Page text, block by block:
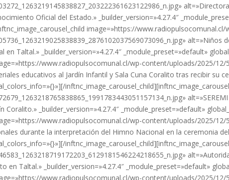
Oficial del Estado.» _builder_version=»4.27.4″
image=»https://www.radiopulsocomunal.cl/
alt=»Niños
Taltal.» _builder_version=»4.27.4″ _module_preset=»default»
www.radiopulsocomunal.cl/wp-content/uploads/2025/12/
educativos al Jardín Infantil y Sala Cuna Coralito tras recibir su
Coralito.» _builder_version=»4.27.4″ _module_preset=»default»
www.radiopulsocomunal.cl/wp-content/uploads/2025/12/
durante la interpretación del Himno Nacional en la ceremonia del
en Taltal.» _builder_version=»4.27.4″ _module_preset=»default»
www.radiopulsocomunal.cl/wp-content/uploads/2025/12/